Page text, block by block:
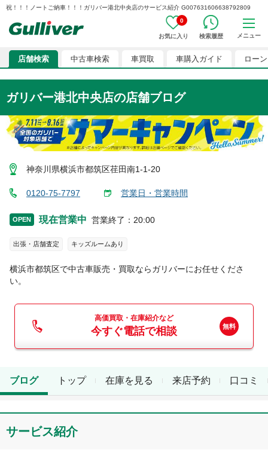
祝！！！ノートご納車！！！ガリバー港北中央店のサービス紹介 G007631606638792809
0
お気に入り 検索履歴 メニュー
店舗検索 中古車検索 車買取 車購入ガイド ローン
ガリバー港北中央店の店舗ブログ
神奈川県横浜市都筑区荏田南1-1-20
0120-75-7797 営業日・営業時間
OPEN 現在営業中 営業終了 ： 20:00
出張・店舗査定 キッズルームあり
横浜市都筑区で中古車販売・買取ならガリバーにお任せくださ
い。
高価買取・在庫紹介など
今すぐ電話で相談
トップ 在庫を見る 来店予約 口コミ
ブログ
サービス紹介